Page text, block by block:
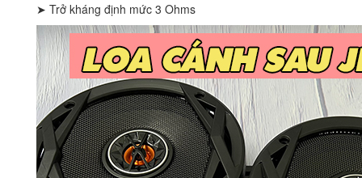
➤ Trở kháng định mức 3 Ohms